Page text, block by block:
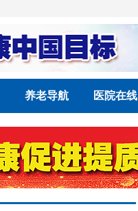
养老导航 医院在线